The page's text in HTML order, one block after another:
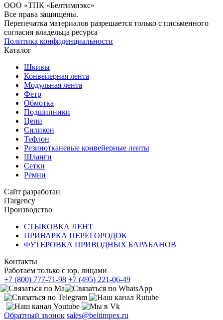
ООО «ТПК «Белтимпэкс»
Все права защищены.
Перепечатка материалов разрешается только с письменного
согласия владельца ресурса
Политика конфиденциальности
Каталог
Шкивы
Конвейерная лента
Модульная лента
Фетр
Обмотка
Подшипники
Цепи
Силикон
Тефлон
Резинотканевые конвейерные ленты
Шланги
Сетки
Ремни
Сайт разработан
iTargency
Производство
СТЫКОВКА ЛЕНТ
ПРИВАРКА ПЕРЕГОРОДОК
ФУТЕРОВКА ПРИВОДНЫХ БАРАБАНОВ
Контакты
Работаем только с юр. лицами
+7 (800) 777-71-98 +7 (495) 221-06-49
Обратный звонок sales@beltimpex.ru